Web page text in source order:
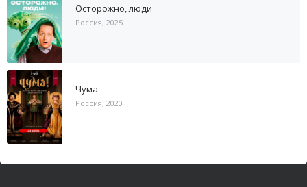
Осторожно, люди
Россия, 2025
Чума
Россия, 2020